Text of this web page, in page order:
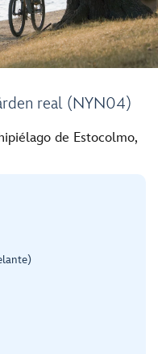
real (NYN04)
de Estocolmo,